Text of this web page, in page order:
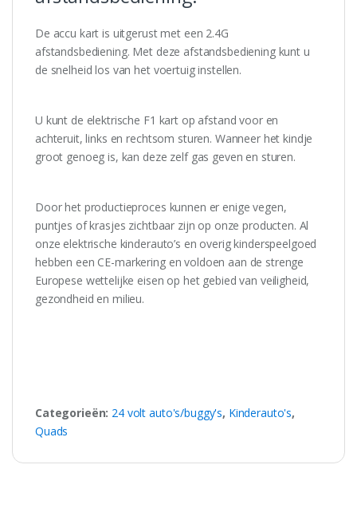
De accu kart is uitgerust met een 2.4G
afstandsbediening. Met deze afstandsbediening kunt u
de snelheid los van het voertuig instellen.
U kunt de elektrische F1 kart op afstand voor en
achteruit, links en rechtsom sturen. Wanneer het kindje
groot genoeg is, kan deze zelf gas geven en sturen.
Door het productieproces kunnen er enige vegen,
puntjes of krasjes zichtbaar zijn op onze producten. Al
onze elektrische kinderauto’s en overig kinderspeelgoed
hebben een CE-markering en voldoen aan de strenge
Europese wettelijke eisen op het gebied van veiligheid,
gezondheid en milieu.
Categorieën: 24 volt auto's/buggy's, Kinderauto's,
Quads